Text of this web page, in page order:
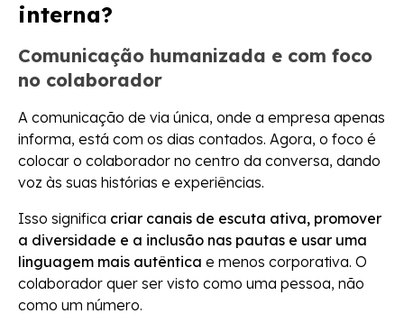
interna?
Comunicação humanizada e com foco
no colaborador
A comunicação de via única, onde a empresa apenas
informa, está com os dias contados. Agora, o foco é
colocar o colaborador no centro da conversa, dando
voz às suas histórias e experiências.
Isso significa criar canais de escuta ativa, promover
a diversidade e a inclusão nas pautas e usar uma
linguagem mais autêntica e menos corporativa. O
colaborador quer ser visto como uma pessoa, não
como um número.